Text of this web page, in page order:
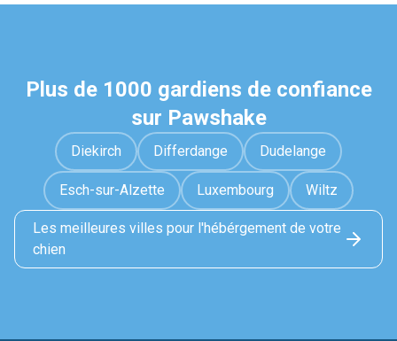
Plus de 1000 gardiens de confiance
sur Pawshake
Diekirch Differdange Dudelange
Esch-sur-Alzette Luxembourg Wiltz
Les meilleures villes pour l'hébérgement de votre
chien